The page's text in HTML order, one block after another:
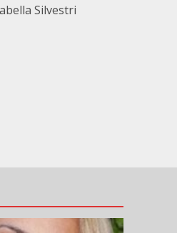
Silvestri